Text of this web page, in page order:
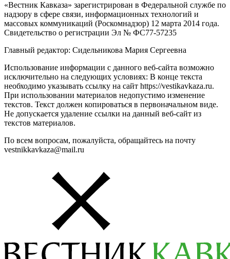
«Вестник Кавказа» зарегистрирован в Федеральной службе по
надзору в сфере связи, информационных технологий и
массовых коммуникаций (Роскомнадзор) 12 марта 2014 года.
Свидетельство о регистрации Эл № ФС77-57235
Главный редактор: Сидельникова Мария Сергеевна
Использование информации с данного веб-сайта возможно
исключительно на следующих условиях: В конце текста
необходимо указывать ссылку на сайт https://vestikavkaza.ru.
При использовании материалов недопустимо изменение
текстов. Текст должен копироваться в первоначальном виде.
Не допускается удаление ссылки на данный веб-сайт из
текстов материалов.
По всем вопросам, пожалуйста, обращайтесь на почту
vestnikkavkaza@mail.ru